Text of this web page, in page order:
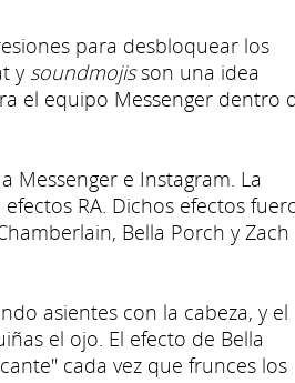
para desbloquear los
y soundmojisson una idea
el equipo Messenger dentro
Messenger e Instagram. La
RA. Dichos efectos
Bella Porch y Zach
asientes con la cabeza, y el
el ojo. El efecto de Bella
cada vez que frunces los